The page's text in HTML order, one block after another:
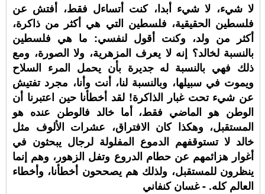
لا شيء، لا شيء أبدا، كنت أتساءل فقط، أفتش عن
فلسطين الحقيقية، فلسطين التي هي أكثر من ذاكرة،
أكثر من ولد، وكنت أقول لنفسي: ما هي فلسطين
بالنسبة لخالد؟ إنه لا يعرف المزهرية، ولا الصورة، ومع
ذلك فهي بالنسبة له جديرة بأن يحمل المرء السلاح
ويموت في سبيلها، وبالنسبة لنا، أنت وأنا، مجرد تفتيش
عن شيء تحت غبار الذاكرة! لقد أخطأنا حين اعتبرنا أن
الوطن هو الماضي فقط، أما خالد فالوطن عنده هو
المستقبل، وهكذا كان الافتراق، عشرات الألوف مثل
خالد لا تستوقفهم الدموع المفلولة لرجال يبحثون في
أغوار هزائمهم عن حطام الدروع وتفل الزهور، وهم إنما
ينظرون للمستقبل، ولذلك هم يصححون أخطأنا، وأخطاء
العالم كله. - غسان كنفاني